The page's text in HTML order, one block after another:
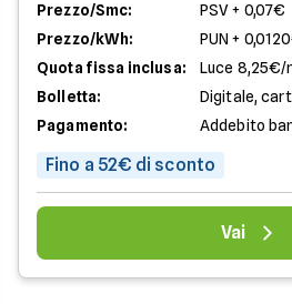
Prezzo/Smc:
PSV + 0,07€
Prezzo/kWh:
PUN +
Quota fissa inclusa:
Luce 8,25€/
Bolletta:
Digitale,
Pagamento:
Addebito
Fino a 52€ di sconto
Vai